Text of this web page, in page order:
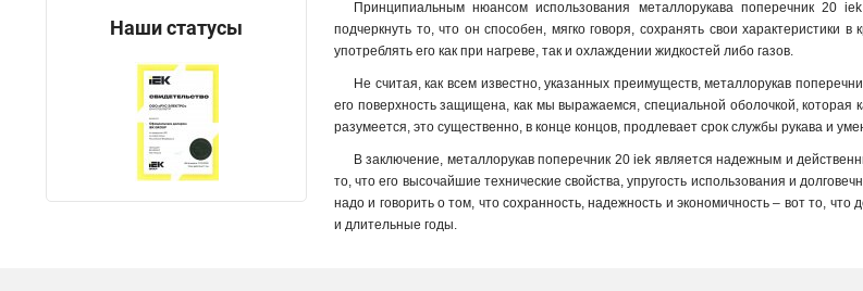
Наши статусы
Принципиальным нюансом использования металлорукава поперечник 20
подчеркнуть то, что он способен, мягко говоря, сохранять свои характеристики
употреблять его как при нагреве, так и охлаждении жидкостей либо газов.
Не считая, как всем известно, указанных преимуществ, металлорукав
его поверхность защищена, как мы выражаемся, специальной оболочкой,
разумеется, это существенно, в конце концов, продлевает срок службы рукава и
В заключение, металлорукав поперечник 20 iek является надежным и
то, что его высочайшие технические свойства, упругость использования и
надо и говорить о том, что сохранность, надежность и экономичность – вот то,
и длительные годы.